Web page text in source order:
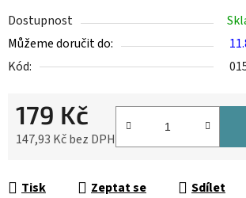
Dostupnost
Můžeme doručit do:
Kód:
179 Kč
147,93 Kč bez DPH
Tisk Zeptat se Sdílet